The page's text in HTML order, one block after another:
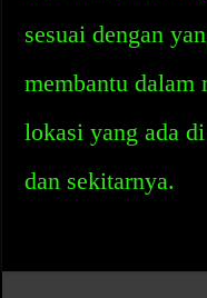
sesuai dengan
membantu
lokasi yang ada
dan sekitarnya.